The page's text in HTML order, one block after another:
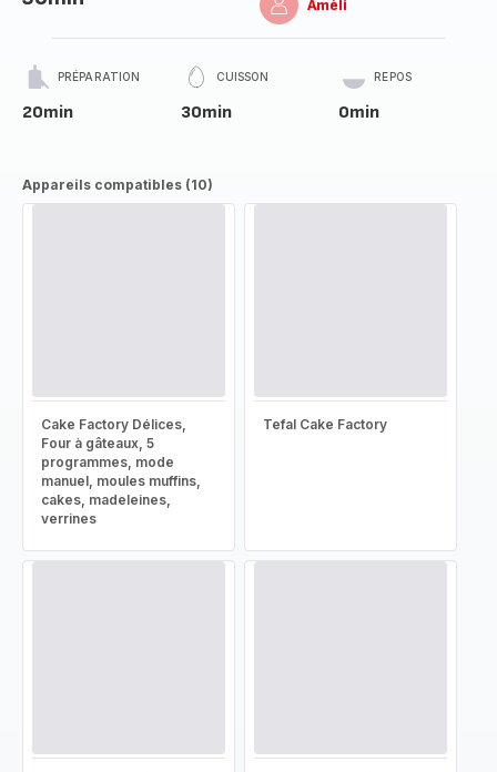
Améli
PRÉPARATION
20min
CUISSON
30min
REPOS
0min
Appareils compatibles (10)
Cake Factory Délices,
Four à gâteaux, 5
programmes, mode
manuel, moules muffins,
cakes, madeleines,
verrines
Tefal Cake Factory